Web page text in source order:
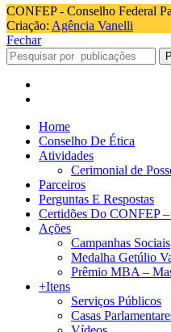
CONFEP - Conselho Federal
Criação: Agência Vanelli
Fechar
Home
Conselho De Ética
Atividades
Cerimonial de
Parceiros
Perguntas E Respostas
Certidões Do CONFEP
Ações
Campanhas Sociais
Medalha Getúlio
Prêmio MBA –
+Itens
Serviços Públicos
Casas